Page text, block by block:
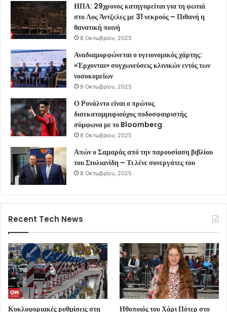
ΗΠΑ: 29χρονος κατηγορείται για τη φωτιά
στο Λος Άντζελες με 31 νεκρούς – Πιθανή η
θανατική ποινή
8 Οκτωβρίου, 2025
Αναδιαμορφώνεται ο υγειονομικός χάρτης:
«Έρχονται» συγχωνεύσεις κλινικών εντός των
νοσοκομείων
9 Οκτωβρίου, 2025
Ο Ρονάλντο είναι ο πρώτος
δισεκατομμυριούχος ποδοσφαιριστής
σύμφωνα με το Bloomberg
8 Οκτωβρίου, 2025
Απών ο Σαμαράς από την παρουσίαση βιβλίου
του Στυλιανίδη – Τι λένε συνεργάτες του
8 Οκτωβρίου, 2025
Recent Tech News
Κυκλοφοριακές ρυθμίσεις στη
Ηθοποιός του Χάρι Πότερ στο